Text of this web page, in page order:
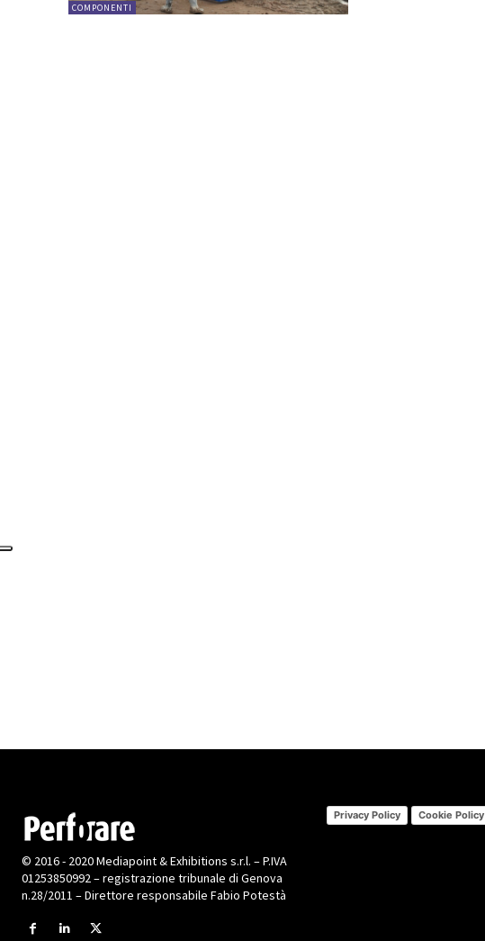
COMPONENTI
© 2016 - 2020 Mediapoint & Exhibitions s.r.l. – P.IVA
01253850992 – registrazione tribunale di Genova
n.28/2011 – Direttore responsabile Fabio Potestà
Privacy Policy Cookie Policy